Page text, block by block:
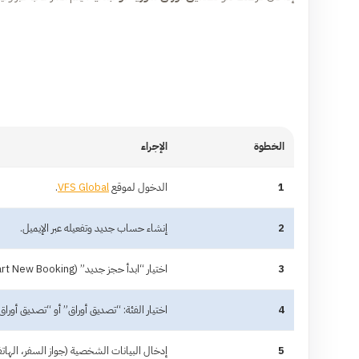
الخطوة الإجراء
1 الدخول لموقعVFS Global
.
2 إنشاء حساب جديد وتفعيله عبر الإيميل.
3 اختيار “ابدأ حجز جديد” (Start New Booking).
4 اختيار الفئة: “تصديق أوراق” أو “تصديق
5 إدخال البيانات الشخصية (جواز السفر،